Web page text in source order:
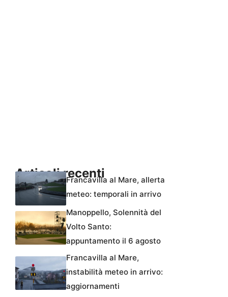
Articoli recentiFrancavilla al Mare, allerta
meteo: temporali in arrivo
Manoppello, Solennità del
Volto Santo:
appuntamento il 6 agosto
Francavilla al Mare,
instabilità meteo in arrivo:
aggiornamenti